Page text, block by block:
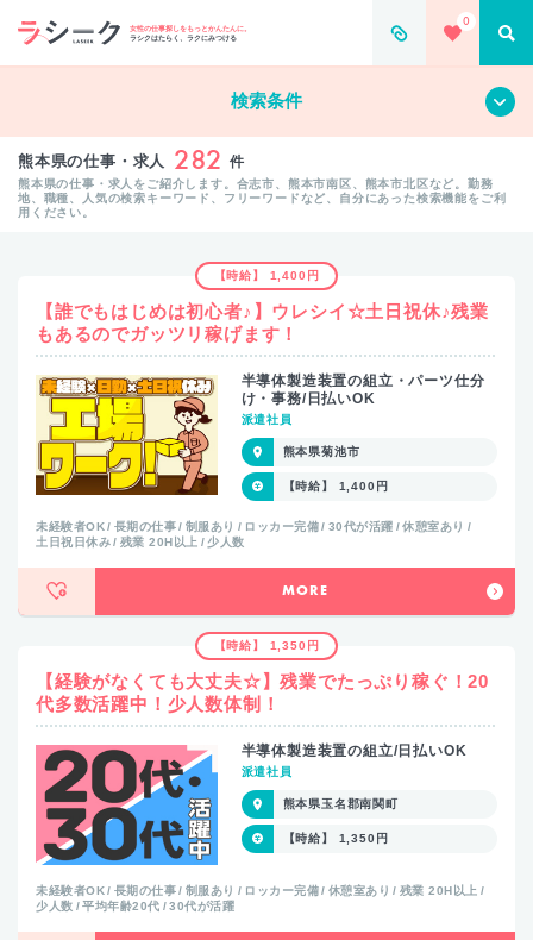
女性の仕事探しをもっとかんたんに。
ラシクはたらく、ラクにみつける
0
すべて クリア
検索条件
熊本県の仕事・求人 282 件
熊本県の仕事・求人をご紹介します。合志市、熊本市南区、熊本市北区など。勤務
地、職種、人気の検索キーワード、フリーワードなど、自分にあった検索機能をご利
用ください。
【時給】 1,400円
【誰でもはじめは初心者♪】ウレシイ☆土日祝休♪残業
もあるのでガッツリ稼げます！
半導体製造装置の組立・パーツ仕分
け・事務/日払いOK
派遣社員
熊本県菊池市
【時給】 1,400円
未経験者OK 長期の仕事 制服あり ロッカー完備 30代が活躍
休憩室あり
土日祝日休み
残業 20H以上 少人数
MORE
【時給】 1,350円
【経験がなくても大丈夫☆】残業でたっぷり稼ぐ！20
代多数活躍中！少人数体制！
半導体製造装置の組立/日払いOK
派遣社員
熊本県玉名郡南関町
【時給】 1,350円
未経験者OK 長期の仕事 制服あり ロッカー完備 休憩室あり
残業 20H以上
少人数
平均年齢20代 30代が活躍